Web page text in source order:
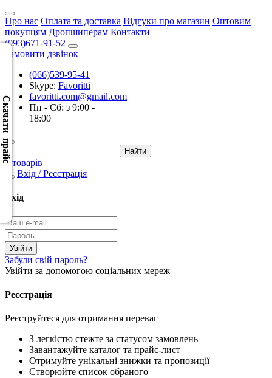
Про нас Оплата та доставка Відгуки про магазин Оптовим
покупцям Дропшиперам Контакти
(093)671-91-52
Замовити дзвінок
(066)539-95-41
Skype: Favoritti
favoritti.com@gmail.com
Пн - Сб: з 9:00 -
18:00
0 товарів
Вхід / Реєстрація
Вхід
Забули свій пароль?
Увійти за допомогою соціальних мереж
Реєстрація
Реєструйтеся для отримання переваг
З легкістю стежте за статусом замовлень
Завантажуйте каталог та прайс-лист
Отримуйте унікальні знижки та пропозиції
Створюйте список обраного
Скачати прайс
Скачать
XML
(Розн.)
Скачать
XML
(Опт)
CSV
Скачать
CSV
(Опт)
XLS
EXCEL
(Розн.)
XLS